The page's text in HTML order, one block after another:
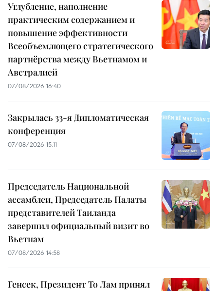
Углубление, наполнение
практическим содержанием и
повышение эффективности
Всеобъемлющего стратегического
партнёрства между Вьетнамом и
Австралией
07/08/2026 16:40
Закрылась 33-я Дипломатическая
конференция
07/08/2026 15:11
Председатель Национальной
ассамблеи, Председатель Палаты
представителей Таиланда
завершил официальный визит во
Вьетнам
07/08/2026 14:58
Генсек, Президент То Лам принял